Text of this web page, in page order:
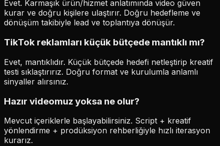
Evet. Karmaşık ürün/hizmet anlatımında video güven
kurar ve doğru kişilere ulaştırır. Doğru hedefleme ve
dönüşüm takibiyle lead ve toplantıya dönüşür.
TikTok reklamları küçük bütçede mantıklı mı?
Evet, mantıklıdır. Küçük bütçede hedefi netleştirip kreatif
testi sıklaştırırız. Doğru format ve kurulumla anlamlı
sinyaller alırsınız.
Hazır videomuz yoksa ne olur?
Mevcut içeriklerle başlayabilirsiniz. Script + kreatif
yönlendirme + prodüksiyon rehberliğiyle hızlı iterasyon
kurarız.